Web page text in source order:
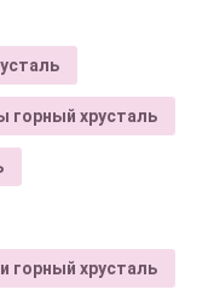
горный хрусталь
горный хрусталь